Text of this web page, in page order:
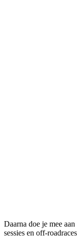
Daarna doe je mee
sessies en off-